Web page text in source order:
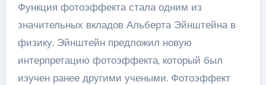
Функция фотоэффекта стала одним из
значительных вкладов Альберта Эйнштейна в
физику. Эйнштейн предложил новую
интерпретацию фотоэффекта, который был
изучен ранее другими учеными. Фотоэффект